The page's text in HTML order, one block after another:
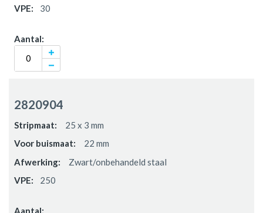
30
2820904
25 x 3 mm
22 mm
Zwart/onbehandeld staal
250